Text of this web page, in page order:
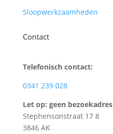
Sloopwerkzaamheden
Contact
Telefonisch contact:
0341 239 028
Let op: geen bezoekadres
Stephensonstraat 17 8
3846 AK